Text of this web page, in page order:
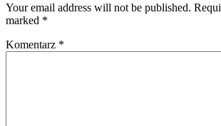
Your email address will not be published.
marked *
Komentarz *